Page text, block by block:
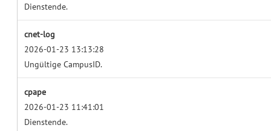
Dienstende.
cnet-log
2026-01-23 13:13:28
Ungültige CampusID.
cpape
2026-01-23 11:41:01
Dienstende.